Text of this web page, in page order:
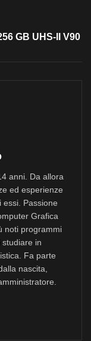
GB UHS-II V90
anni. Da allora
ed esperienze
Passione
Grafica
noti programmi
in
Fa parte
nascita,